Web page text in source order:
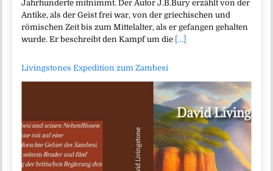
Jahrhunderte mitnimmt. Der Autor J.B.Bury erzählt von der
Antike, als der Geist frei war, von der griechischen und
römischen Zeit bis zum Mittelalter, als er gefangen gehalten
wurde. Er beschreibt den Kampf um die [...]
Livingstones Expedition zum Zambesi